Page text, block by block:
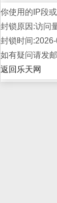
你使用的IP段
封锁原因:访问
封锁时间
如有疑问请发
返回乐天网